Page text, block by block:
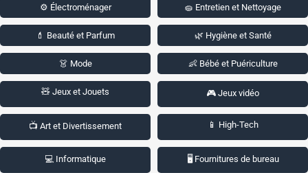
⚙️ Électroménager 🧽 Entretien et Nettoyage
💄 Beauté et Parfum 🌿 Hygiène et Santé
👗 Mode 👶 Bébé et Puériculture
🧸 Jeux et Jouets 🎮 Jeux vidéo
📺 Art et Divertissement 📱 High-Tech
💻 Informatique 🖥️ Fournitures de bureau